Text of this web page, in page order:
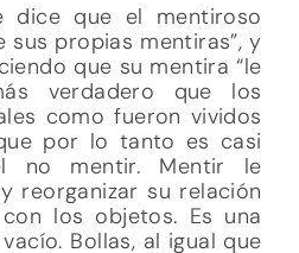
dice que el mentiroso
sus propias mentiras”, y
que su mentira “le
verdadero que los
como fueron vividos
por lo tanto es casi
no mentir. Mentir le
reorganizar su relación
los objetos. Es una
Bollas, al igual que